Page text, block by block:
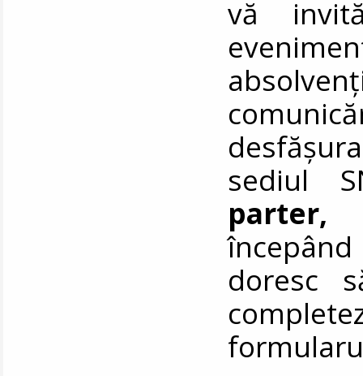
vă
sediul
parter,
începând
doresc